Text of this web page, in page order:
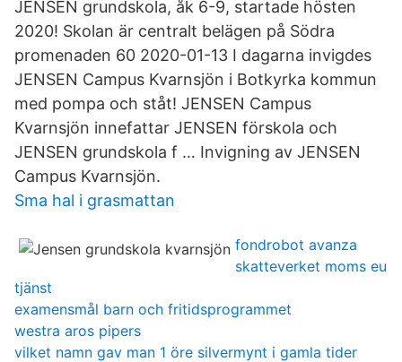
JENSEN grundskola, åk 6-9, startade hösten
2020! Skolan är centralt belägen på Södra
promenaden 60 2020-01-13 I dagarna invigdes
JENSEN Campus Kvarnsjön i Botkyrka kommun
med pompa och ståt! JENSEN Campus
Kvarnsjön innefattar JENSEN förskola och
JENSEN grundskola f … Invigning av JENSEN
Campus Kvarnsjön.
Sma hal i grasmattan
fondrobot avanza
skatteverket moms eu
tjänst
examensmål barn och fritidsprogrammet
westra aros pipers
vilket namn gav man 1 öre silvermynt i gamla tider